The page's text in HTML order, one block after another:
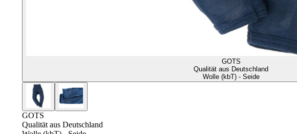
GOTS
Qualität aus Deutschland
Wolle (kbT) - Seide
GOTS
Qualität aus Deutschland